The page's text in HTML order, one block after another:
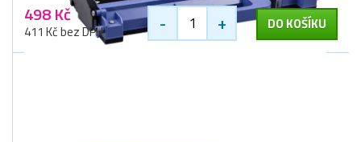
498 Kč
411 Kč bez DPH - + DO KOŠÍKU